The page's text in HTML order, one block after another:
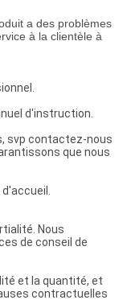
a des problèmes
à la clientèle à
d'instruction.
svp contactez-nous
que nous
Nous
de conseil de
et la quantité, et
contractuelles